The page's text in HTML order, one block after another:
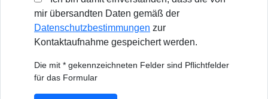
mir übersandten Daten gemäß der
Datenschutzbestimmungen zur
Kontaktaufnahme gespeichert werden.
Die mit * gekennzeichneten Felder sind Pflichtfelder
für das Formular